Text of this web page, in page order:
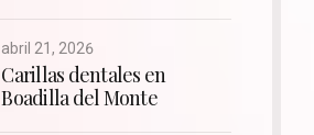
abril 21, 2026
Carillas dentales en
Boadilla del Monte